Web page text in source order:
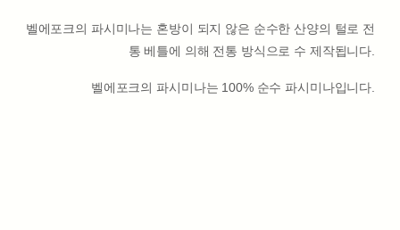
벨에포크의 파시미나는 혼방이 되지 않은 순수한 산양의 털로 전
통 베틀에 의해 전통 방식으로 수 제작됩니다.
벨에포크의 파시미나는 100% 순수 파시미나입니다.